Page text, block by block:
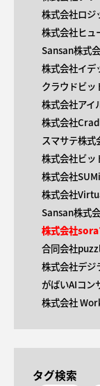
株式会社ロ
株式会社ヒュ
Sansan株式
株式会社イデ
クラウドビッ
株式会社アイ
株式会社
スマサテ株式
株式会社ビッ
株式会社
株式会社
Sansan株式
株式会社
合同会社
株式会社デジ
がばいAIコン
株式会社
タグ検索